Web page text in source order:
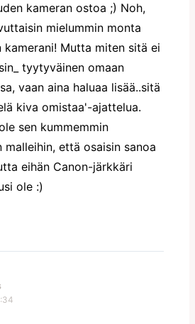
kameran ostoa ;) Noh,
mielummin monta
kamerani! Mutta miten sitä ei
tyytyväinen omaan
vaan aina haluaa lisää..sitä
kiva omistaa'-ajattelua.
sen kummemmin
että osaisin sanoa
eihän Canon-järkkäri
ole :)